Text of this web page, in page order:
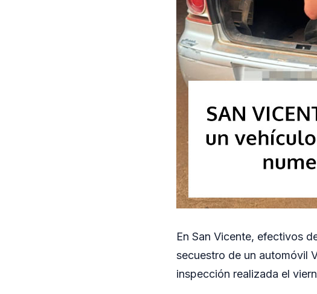
En San Vicente, efectivos
secuestro de un automóvil
inspección realizada el